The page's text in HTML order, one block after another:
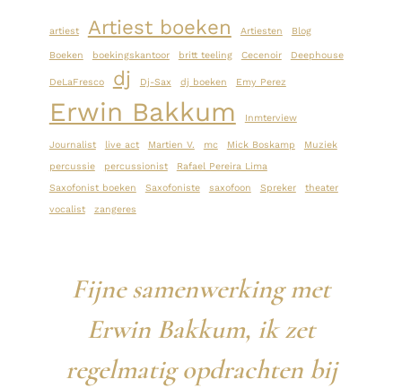
artiest Artiest boeken Artiesten Blog
Boeken boekingskantoor britt teeling Cecenoir Deephouse
DeLaFresco dj Dj-Sax dj boeken Emy Perez
Erwin Bakkum Inmterview
Journalist live act Martien V. mc Mick Boskamp
Muziek
percussie
percussionist
Rafael Pereira Lima
Saxofonist boeken
Saxofoniste saxofoon Spreker
theater
vocalist
zangeres
Fijne samenwerking met
Erwin Bakkum, ik zet
regelmatig opdrachten bij